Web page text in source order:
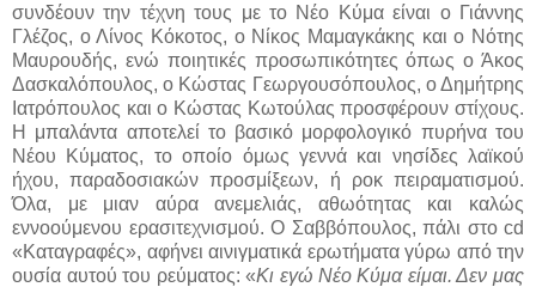
συνδέουν την τέχνη τους με το Νέο Κύμα είναι ο Γιάννης
Γλέζος, ο Λίνος Κόκοτος, ο Νίκος Μαμαγκάκης και ο Νότης
Μαυρουδής, ενώ ποιητικές προσωπικότητες όπως ο Άκος
Δασκαλόπουλος, ο Κώστας Γεωργουσόπουλος, ο Δημήτρης
Ιατρόπουλος και ο Κώστας Κωτούλας προσφέρουν στίχους.
Η μπαλάντα αποτελεί το βασικό μορφολογικό πυρήνα του
Νέου Κύματος, το οποίο όμως γεννά και νησίδες λαϊκού
ήχου, παραδοσιακών προσμίξεων, ή ροκ πειραματισμού.
Όλα, με μιαν αύρα ανεμελιάς, αθωότητας και καλώς
εννοούμενου ερασιτεχνισμού. Ο Σαββόπουλος, πάλι στο cd
«Καταγραφές», αφήνει αινιγματικά ερωτήματα γύρω από την
ουσία αυτού του ρεύματος: «Κι εγώ Νέο Κύμα είμαι. Δεν μας